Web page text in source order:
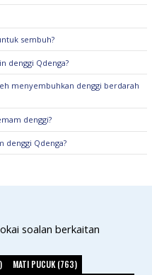
sembuh?
denggi Qdenga?
menyembuhkan denggi berdarah
denggi?
denggi Qdenga?
soalan berkaitan
MATI PUCUK (763)